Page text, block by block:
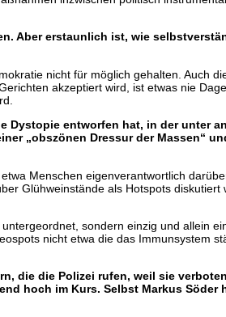
Aber erstaunlich ist, wie
nicht für möglich gehalten. Auch
akzeptiert wird, ist etwas nie
Dystopie entworfen hat, in der unter
„obszönen Dressur der Massen“
Menschen eigenverantwortlich
Glühweinstände als Hotspots diskutiert
sondern einzig und allein
nicht etwa die das Immunsystem
die die Polizei rufen, weil sie
hoch im Kurs. Selbst Markus Söder